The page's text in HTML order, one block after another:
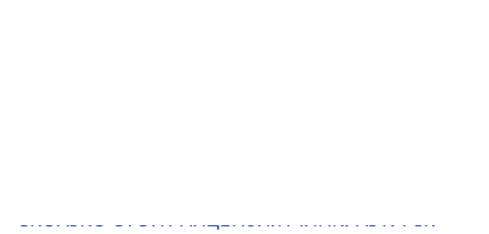
СКОЛЬКО СТОИТ ЛИЦЕНЗИЯ МИНКУЛЬТУРЫ?